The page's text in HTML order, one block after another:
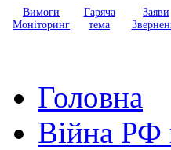
Вимоги
Моніторинг
Гаряча
тема
Заяви
Головна
Війна РФ